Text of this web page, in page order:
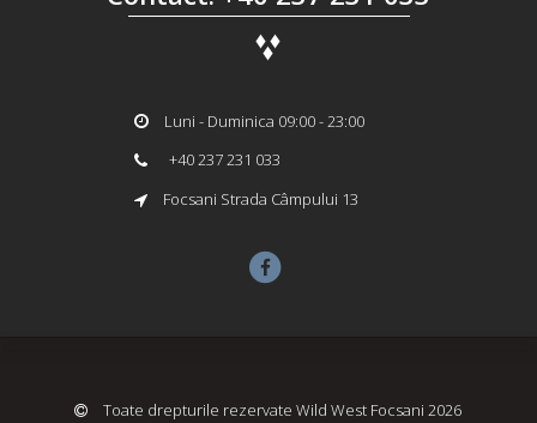
Luni - Duminica 09:00 - 23:00
+40 237 231 033
Focsani Strada Câmpului 13
Toate drepturile rezervate Wild West Focsani 2026